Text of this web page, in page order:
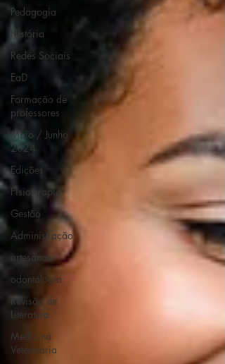
Pedagogia
História
Redes Sociais
EaD
Formação de
professores
Maio / Junho
2024
Edições
Fisioterapia
Gestão
Administração
artesanato
odontologia
Revisão de
Literatura
Medicina
Veterinária